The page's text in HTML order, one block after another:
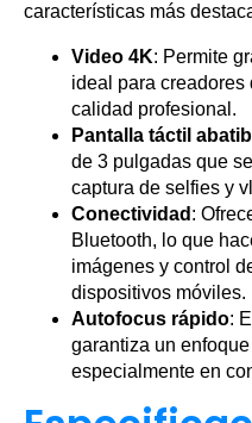
características más
Video 4K: Permite
ideal para
calidad profesional.
Pantalla táctil
de 3 pulgadas que
captura de selfies y
Conectividad :
Bluetooth, lo que
imágenes y control
dispositivos móviles.
Autofocus rápido:
garantiza un
especialmente en